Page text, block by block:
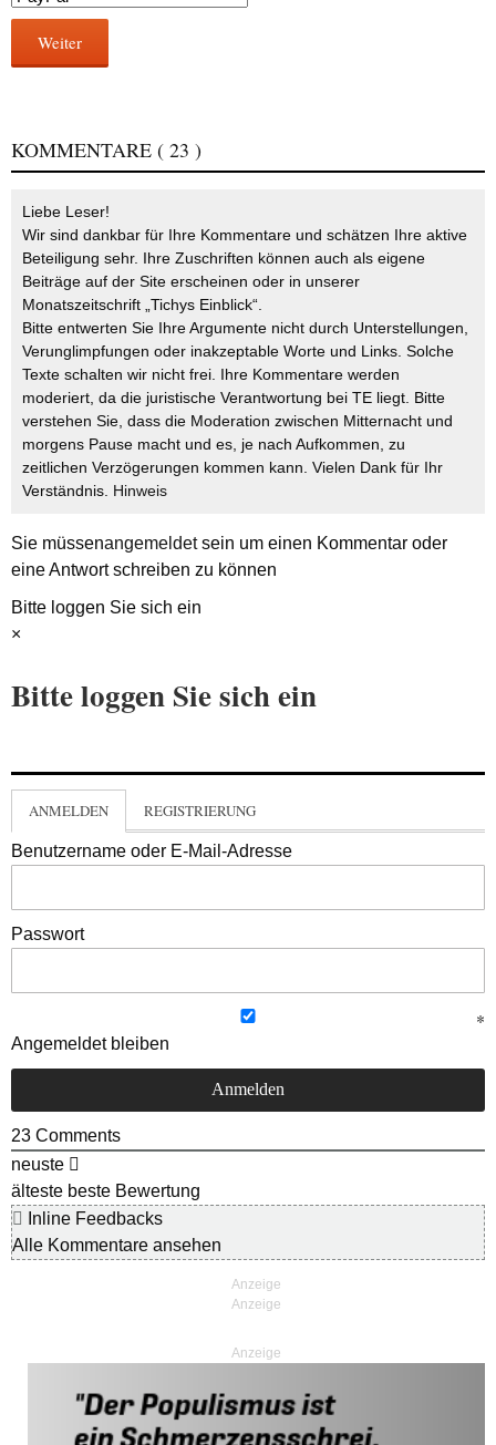
Weiter
KOMMENTARE ( 23 )
Liebe Leser!
Wir sind dankbar für Ihre Kommentare und schätzen Ihre aktive
Beteiligung sehr. Ihre Zuschriften können auch als eigene
Beiträge auf der Site erscheinen oder in unserer
Monatszeitschrift „Tichys Einblick“.
Bitte entwerten Sie Ihre Argumente nicht durch Unterstellungen,
Verunglimpfungen oder inakzeptable Worte und Links. Solche
Texte schalten wir nicht frei. Ihre Kommentare werden
moderiert, da die juristische Verantwortung bei TE liegt. Bitte
verstehen Sie, dass die Moderation zwischen Mitternacht und
morgens Pause macht und es, je nach Aufkommen, zu
zeitlichen Verzögerungen kommen kann. Vielen Dank für Ihr
Verständnis. Hinweis
Sie müssenangemeldetsein um einen Kommentar oder
eine Antwort schreiben zu können
Bitte loggen Sie sich ein
×
Bitte loggen Sie sich ein
ANMELDEN REGISTRIERUNG
Benutzername oder E-Mail-Adresse
Passwort
Angemeldet bleiben
23 Comments
neuste
älteste beste Bewertung
Inline Feedbacks
Alle Kommentare ansehen
Anzeige